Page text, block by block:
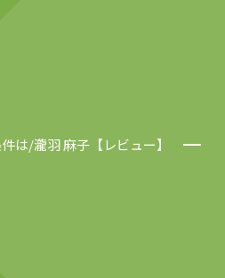
は/瀧羽 麻子【レビュー】